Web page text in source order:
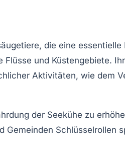
, die eine
und Küstengebiete.
Aktivitäten, wie dem
der Seekühe zu